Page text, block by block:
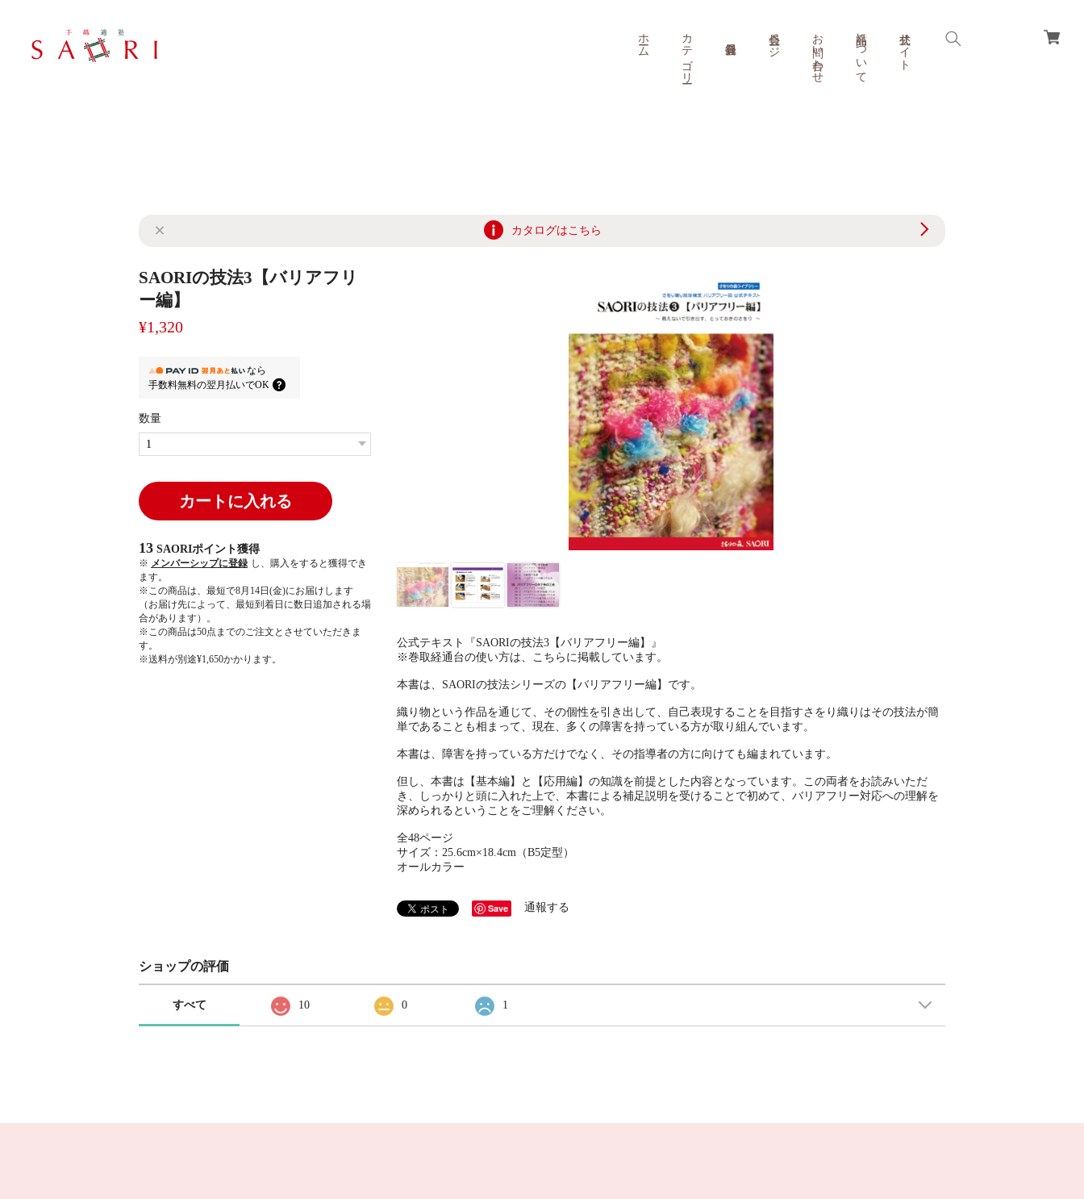
ホーム カテゴリー 会員ページ お問い合わせ 商品について 公式サイト
カタログはこちら
SAORIの技法3【バリアフリ
ー編】
¥1,320
なら
手数料無料の翌月払いでOK
数量
カートに入れる
13 SAORIポイント獲得
※ メンバーシップに登録 し、購入をすると獲得でき
ます。
※この商品は、最短で8月14日(金)にお届けします
（お届け先によって、最短到着日に数日追加される場
合があります）。
※この商品は50点までのご注文とさせていただきま
す。
※送料が別途¥1,650かかります。
公式テキスト『SAORIの技法3【バリアフリー編】』
※巻取経通台の使い方は、こちらに掲載しています。
本書は、SAORIの技法シリーズの【バリアフリー編】です。
織り物という作品を通じて、その個性を引き出して、自己表現することを目指すさをり織りはその技法が簡
単であることも相まって、現在、多くの障害を持っている方が取り組んでいます。
本書は、障害を持っている方だけでなく、その指導者の方に向けても編まれています。
但し、本書は【基本編】と【応用編】の知識を前提とした内容となっています。この両者をお読みいただ
き、しっかりと頭に入れた上で、本書による補足説明を受けることで初めて、バリアフリー対応への理解を
深められるということをご理解ください。
全48ページ
サイズ：25.6cm×18.4cm（B5定型）
オールカラー
Save 通報する
ショップの評価
すべて 10 0 1